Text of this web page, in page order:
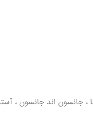
، جانسون اند جانسون ،